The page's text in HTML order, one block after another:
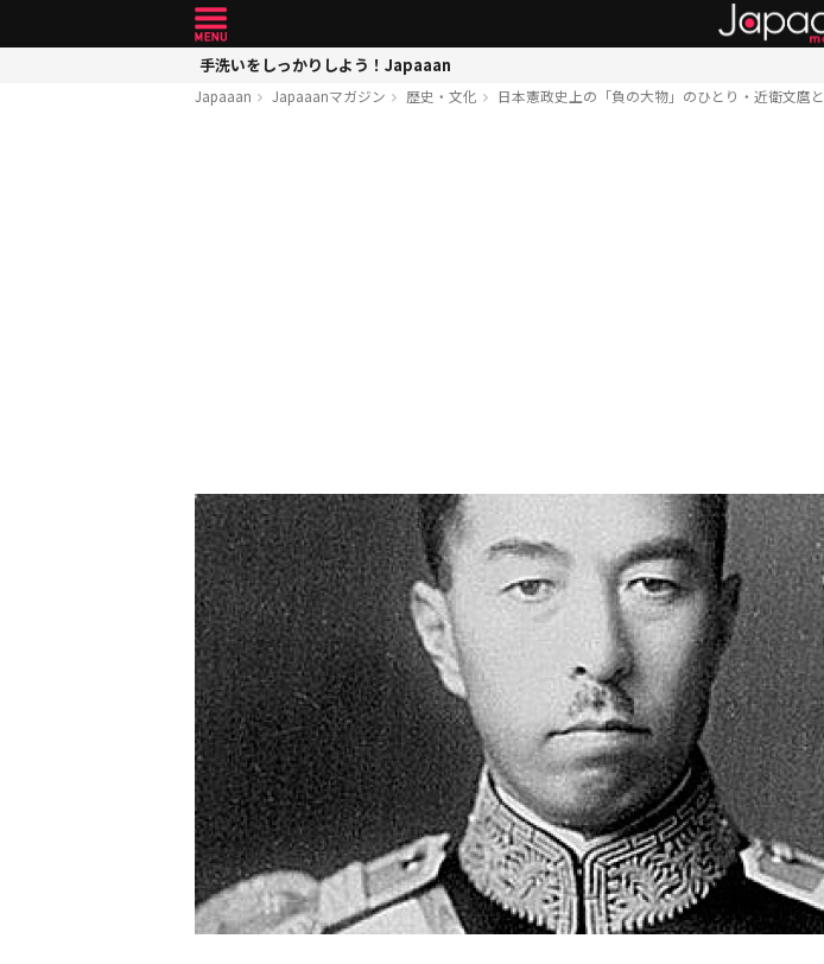
手洗いをしっかりしよう！Japaaan
Japaaan Japaaanマガジン 歴史・文化 日本憲政史上の「負の大物」のひとり・近衛文麿